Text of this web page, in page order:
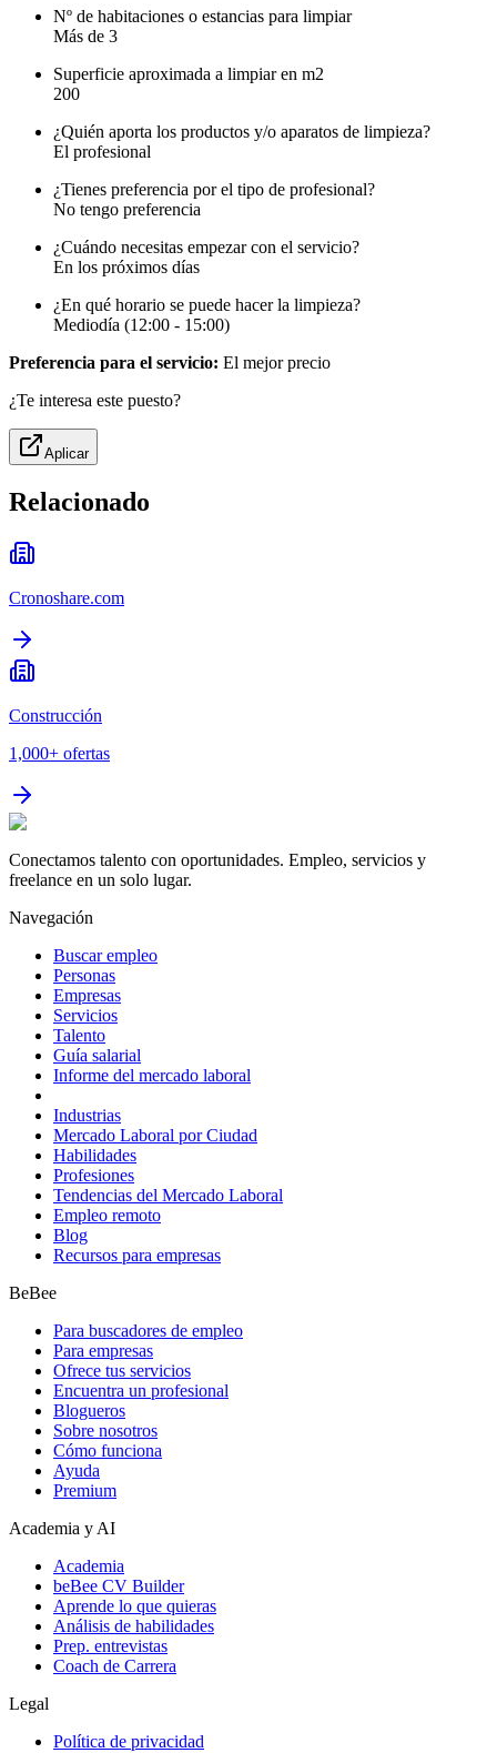
Nº de habitaciones o estancias para limpiar
Más de 3
Superficie aproximada a limpiar en m2
200
¿Quién aporta los productos y/o aparatos de limpieza?
El profesional
¿Tienes preferencia por el tipo de profesional?
No tengo preferencia
¿Cuándo necesitas empezar con el servicio?
En los próximos días
¿En qué horario se puede hacer la limpieza?
Mediodía (12:00 - 15:00)
Preferencia para el servicio: El mejor precio
¿Te interesa este puesto?
Aplicar
Relacionado
Cronoshare.com
Construcción
1,000+ ofertas
Conectamos talento con oportunidades. Empleo, servicios y
freelance en un solo lugar.
Navegación
Buscar empleo
Personas
Empresas
Servicios
Talento
Guía salarial
Informe del mercado laboral
Industrias
Mercado Laboral por Ciudad
Habilidades
Profesiones
Tendencias del Mercado Laboral
Empleo remoto
Blog
Recursos para empresas
BeBee
Para buscadores de empleo
Para empresas
Ofrece tus servicios
Encuentra un profesional
Blogueros
Sobre nosotros
Cómo funciona
Ayuda
Premium
Academia y AI
Academia
beBee CV Builder
Aprende lo que quieras
Análisis de habilidades
Prep. entrevistas
Coach de Carrera
Legal
Política de privacidad